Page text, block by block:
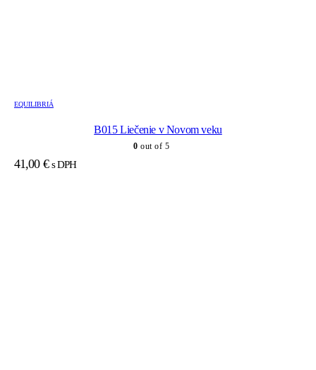
EQUILIBRIÁ
B015 Liečenie v Novom veku
0 out of 5
41,00 € s DPH